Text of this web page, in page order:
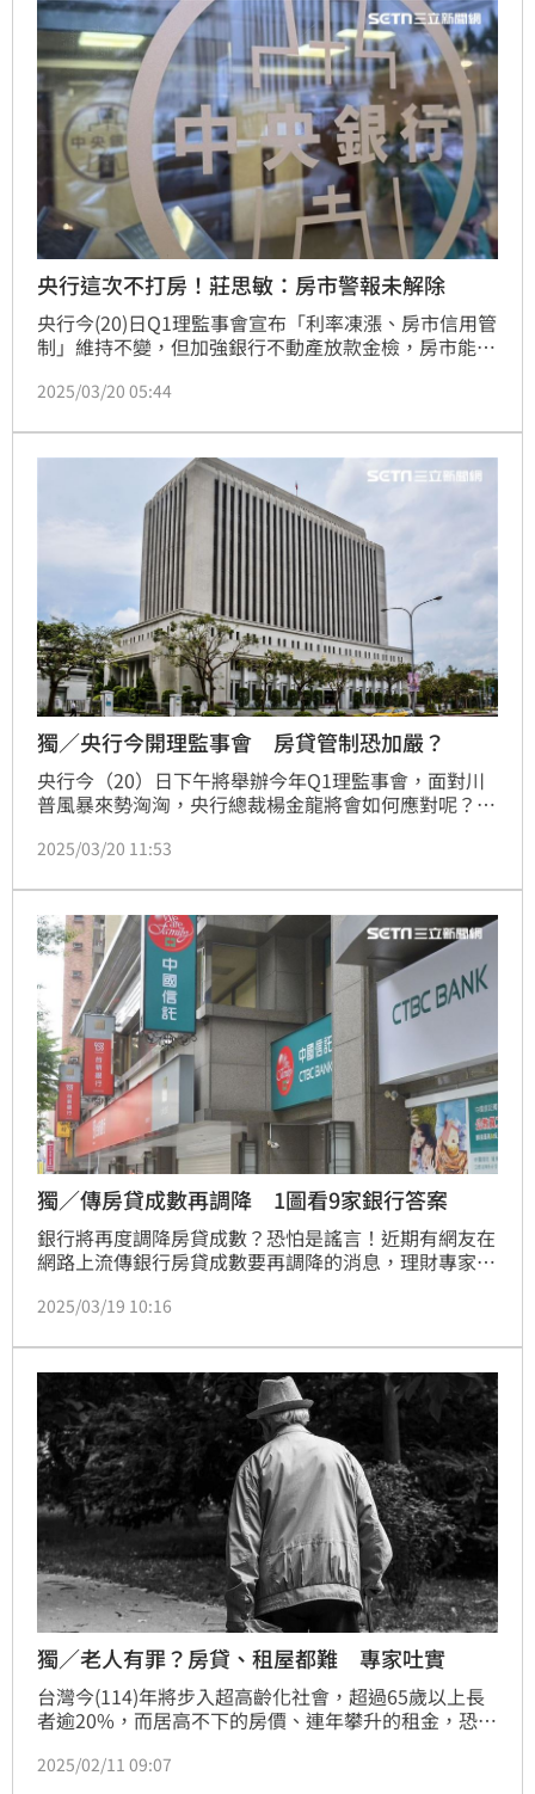
央行這次不打房！莊思敏：房市警報未解除
央行今(20)日Q1理監事會宣布「利率凍漲、房市信用管
制」維持不變，但加強銀行不動產放款金檢，房市能鬆
祭出第8波打炒房，銀行房貸額度依舊吃緊，加上川普
（陳韋帆）
2025/03/20 05:44
獨／央行今開理監事會 房貸管制恐加嚴？
央行今（20）日下午將舉辦今年Q1理監事會，面對川
普風暴來勢洶洶，央行總裁楊金龍將會如何應對呢？近
如何回應？(陳韋帆)
2025/03/20 11:53
獨／傳房貸成數再調降 1圖看9家銀行答案
銀行將再度調降房貸成數？恐怕是謠言！近期有網友在
網路上流傳銀行房貸成數要再調降的消息，理財專家俐
聞網》專訪指出，「經過9家銀行電訪，並沒有聽聞要
抓在7~8成，且審核標準嚴格，自主降成數的消息恐怕
是誤解或謠言。」(陳韋帆)
2025/03/19 10:16
獨／老人有罪？房貸、租屋都難 專家吐實
台灣今(114)年將步入超高齡化社會，超過65歲以上長
者逾20%，而居高不下的房價、連年攀升的租金，恐將
股份有限公司創辦人、理財專家王俐喬接受《三立新聞
2025/02/11 09:07